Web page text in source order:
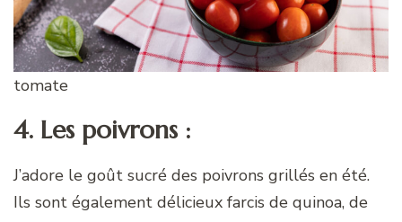
tomate
4. Les poivrons :
J’adore le goût sucré des poivrons grillés en été.
Ils sont également délicieux farcis de quinoa, de